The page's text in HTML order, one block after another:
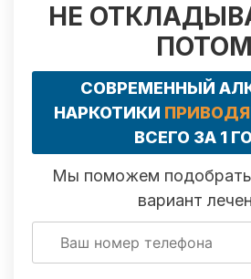
НЕ
ПОТОМ
СОВРЕМЕННЫЙ
НАРКОТИКИ
ВСЕГО ЗА 1
Мы поможем
вариант